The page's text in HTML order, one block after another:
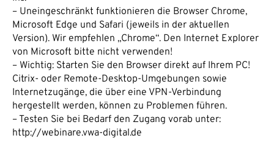
– Uneingeschränkt funktionieren die Browser Chrome,
Microsoft Edge und Safari (jeweils in der aktuellen
Version). Wir empfehlen „Chrome“. Den Internet Explorer
von Microsoft bitte nicht verwenden!
– Wichtig: Starten Sie den Browser direkt auf Ihrem PC!
Citrix- oder Remote-Desktop-Umgebungen sowie
Internetzugänge, die über eine VPN-Verbindung
hergestellt werden, können zu Problemen führen.
– Testen Sie bei Bedarf den Zugang vorab unter:
http://webinare.vwa-digital.de